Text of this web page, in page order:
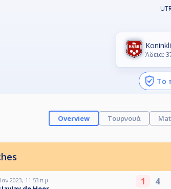
Άδεια:
Το
Overview Τουρνουά
2023, 11:53 π.μ. 1 4